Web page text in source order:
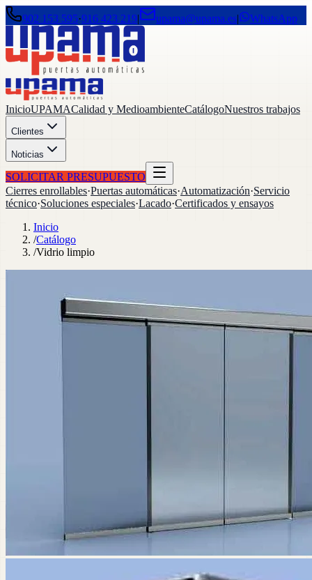
902 153 595·916 423 219| upama@upama.es| WhatsApp
InicioUPAMACalidad y MedioambienteCatálogoNuestros trabajos
Clientes
Noticias
SOLICITAR PRESUPUESTO
Cierres enrollables·Puertas automáticas·Automatización·Servicio
técnico·Soluciones especiales·Lacado·Certificados y ensayos
Inicio
/Catálogo
/Vidrio limpio